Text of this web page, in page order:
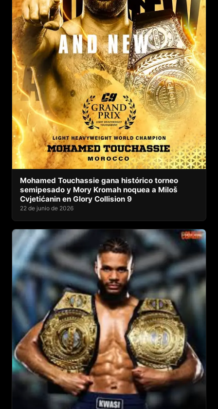
Mohamed Touchassie gana histórico torneo
semipesado y Mory Kromah noquea a Miloš
Cvjetićanin en Glory Collision 9
22 de junio de 2026